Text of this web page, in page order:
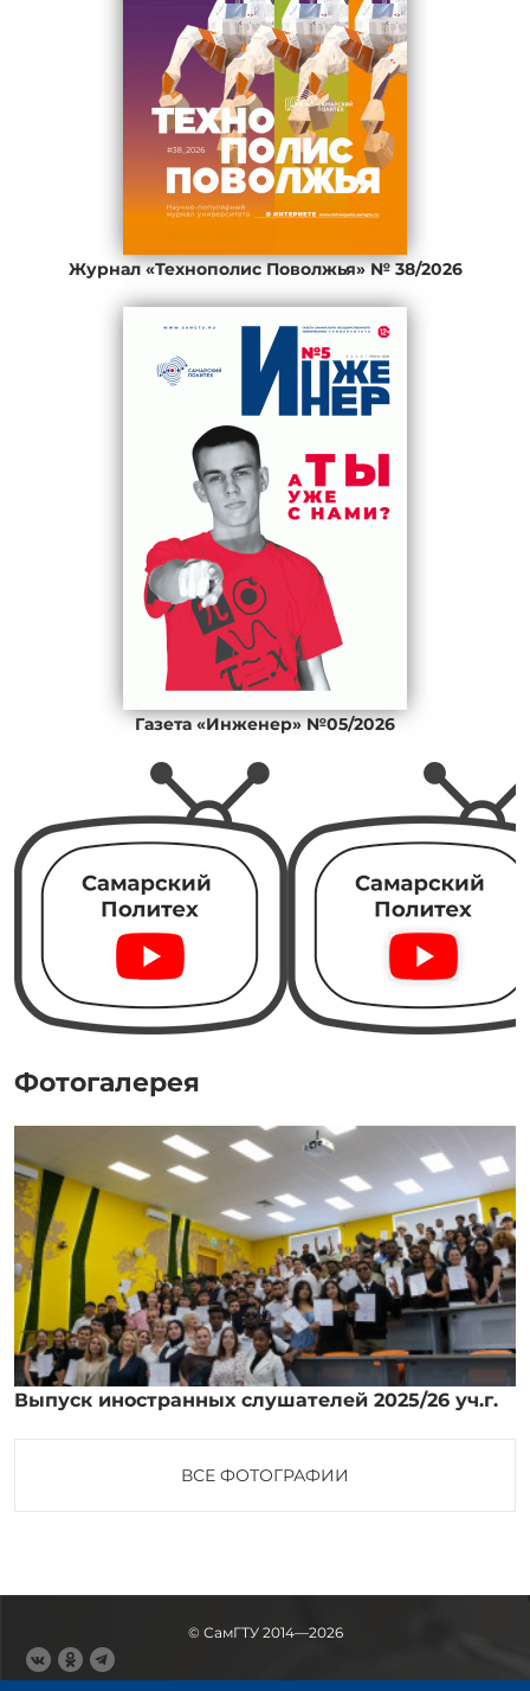
Журнал «Технополис Поволжья» № 38/2026
Газета «Инженер» №05/2026
Фотогалерея
Выпуск иностранных слушателей 2025/26 уч.г.
ВСЕ ФОТОГРАФИИ
© СамГТУ 2014—2026
443100, Самара